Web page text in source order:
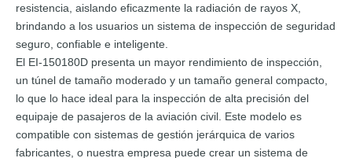
resistencia, aislando eficazmente la radiación de rayos X,
brindando a los usuarios un sistema de inspección de seguridad
seguro, confiable e inteligente.
El EI-150180D presenta un mayor rendimiento de inspección,
un túnel de tamaño moderado y un tamaño general compacto,
lo que lo hace ideal para la inspección de alta precisión del
equipaje de pasajeros de la aviación civil. Este modelo es
compatible con sistemas de gestión jerárquica de varios
fabricantes, o nuestra empresa puede crear un sistema de